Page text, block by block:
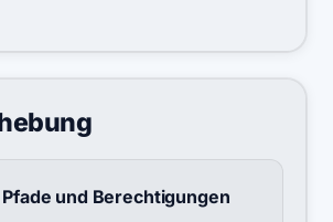
und Berechtigungen